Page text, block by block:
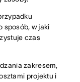
sposób, w jaki
czas
zakresem,
projektu i